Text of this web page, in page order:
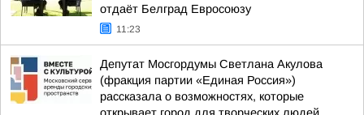
отдаёт Белград Евросоюзу
11:23
Депутат Мосгордумы Светлана Акулова
(фракция партии «Единая Россия»)
рассказала о возможностях, которые